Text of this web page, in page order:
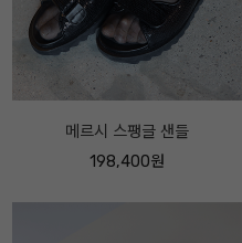
다이브 메쉬 메리제인 플랫 - 오너
추천- 젠지무드 일상 발렛코어-
174,400원